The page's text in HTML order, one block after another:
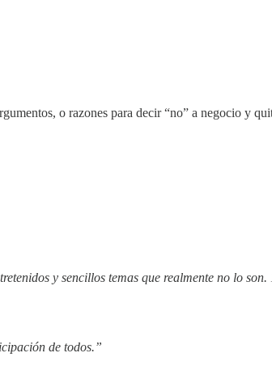
o razones para decir “no” a negocio y
y sencillos temas que realmente no lo son.
de todos.”